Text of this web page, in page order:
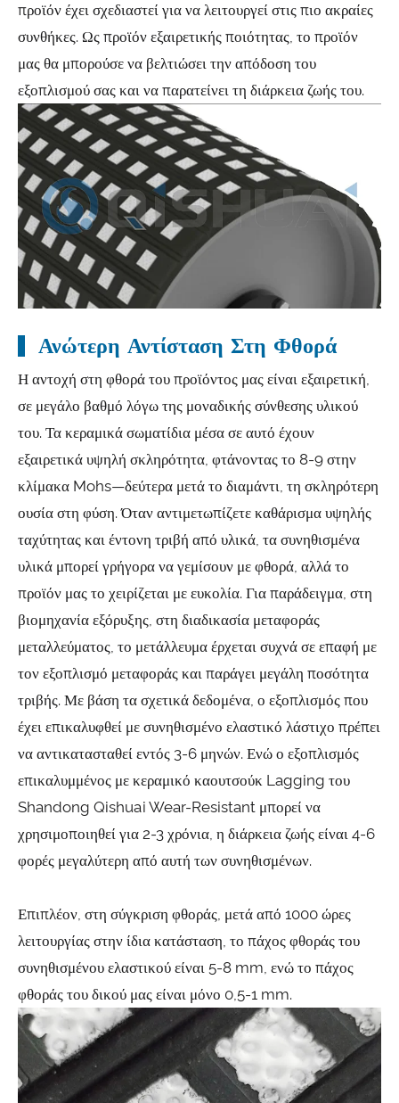
προϊόν έχει σχεδιαστεί για να λειτουργεί στις πιο ακραίες
συνθήκες. Ως προϊόν εξαιρετικής ποιότητας, το προϊόν
μας θα μπορούσε να βελτιώσει την απόδοση του
εξοπλισμού σας και να παρατείνει τη διάρκεια ζωής του.
Ανώτερη Αντίσταση Στη Φθορά
Η αντοχή στη φθορά του προϊόντος μας είναι εξαιρετική,
σε μεγάλο βαθμό λόγω της μοναδικής σύνθεσης υλικού
του. Τα κεραμικά σωματίδια μέσα σε αυτό έχουν
εξαιρετικά υψηλή σκληρότητα, φτάνοντας το 8-9 στην
κλίμακα Mohs—δεύτερα μετά το διαμάντι, τη σκληρότερη
ουσία στη φύση. Όταν αντιμετωπίζετε καθάρισμα υψηλής
ταχύτητας και έντονη τριβή από υλικά, τα συνηθισμένα
υλικά μπορεί γρήγορα να γεμίσουν με φθορά, αλλά το
προϊόν μας το χειρίζεται με ευκολία. Για παράδειγμα, στη
βιομηχανία εξόρυξης, στη διαδικασία μεταφοράς
μεταλλεύματος, το μετάλλευμα έρχεται συχνά σε επαφή με
τον εξοπλισμό μεταφοράς και παράγει μεγάλη ποσότητα
τριβής. Με βάση τα σχετικά δεδομένα, ο εξοπλισμός που
έχει επικαλυφθεί με συνηθισμένο ελαστικό λάστιχο πρέπει
να αντικατασταθεί εντός 3-6 μηνών. Ενώ ο εξοπλισμός
επικαλυμμένος με κεραμικό καουτσούκ Lagging του
Shandong Qishuai Wear-Resistant μπορεί να
χρησιμοποιηθεί για 2-3 χρόνια, η διάρκεια ζωής είναι 4-6
φορές μεγαλύτερη από αυτή των συνηθισμένων.
Επιπλέον, στη σύγκριση φθοράς, μετά από 1000 ώρες
λειτουργίας στην ίδια κατάσταση, το πάχος φθοράς του
συνηθισμένου ελαστικού είναι 5-8 mm, ενώ το πάχος
φθοράς του δικού μας είναι μόνο 0,5-1 mm.